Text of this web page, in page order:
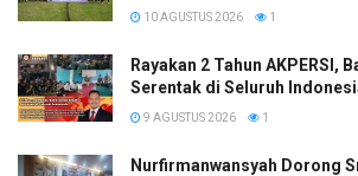
10 AGUSTUS 2026 1
Rayakan 2 Tahun AKPERSI,
Serentak di Seluruh
9 AGUSTUS 2026 1
Nurfirmanwansyah Dorong